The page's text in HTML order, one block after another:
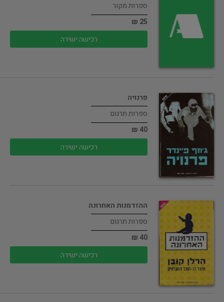
ספרות מקור
25 ₪
רכישה ישירה
פרנויה
ספרות תרגום
40 ₪
רכישה ישירה
ההזדמנות האחרונה
ספרות תרגום
40 ₪
רכישה ישירה